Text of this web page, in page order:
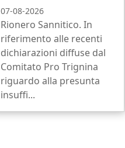
07-08-2026
Rionero Sannitico. In
riferimento alle recenti
dichiarazioni diffuse dal
Comitato Pro Trignina
riguardo alla presunta
insuffi...